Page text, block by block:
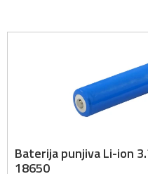
Baterija punjiva Li-ion
18650